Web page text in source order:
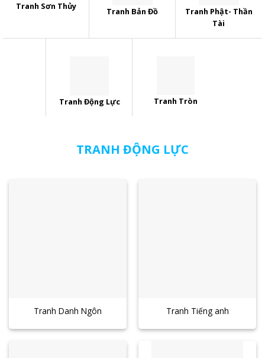
Tranh Sơn Thủy
Tranh Bản Đồ
Tranh Phật- Thần
Tài
Tranh Động Lực Tranh Tròn
TRANH ĐỘNG LỰC
Tranh Danh Ngôn Tranh Tiếng anh